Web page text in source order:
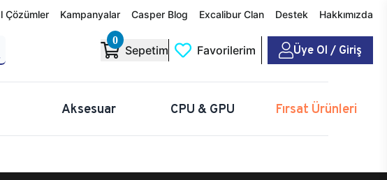
Çözümler Kampanyalar Casper Blog Excalibur Clan Destek Hakkımızda
0
Sepetim Favorilerim Üye Ol / Giriş
Aksesuar CPU & GPU Fırsat Ürünleri